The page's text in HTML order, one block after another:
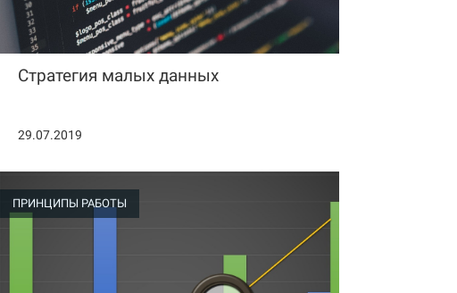
Стратегия малых данных
29.07.2019
ПРИНЦИПЫ РАБОТЫ